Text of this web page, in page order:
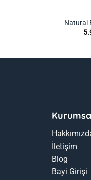
Natural
İletişim
Blog
Bayi Girişi